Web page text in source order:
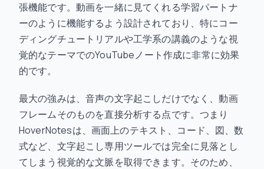
張機能です。動画を一緒に見てくれる学習パートナ
ーのように機能するよう設計されており、特にコー
ディングチュートリアルや工学系の講義のような視
覚的なテーマでのYouTubeノート作成に非常に効果
的です。
最大の強みは、音声の文字起こしだけでなく、動画
フレームそのものを直接分析する点です。つまり
HoverNotesは、画面上のテキスト、コード、図、数
式など、文字起こし専用ツールでは完全に見落とし
てしまう視覚的な文脈を取得できます。そのため、